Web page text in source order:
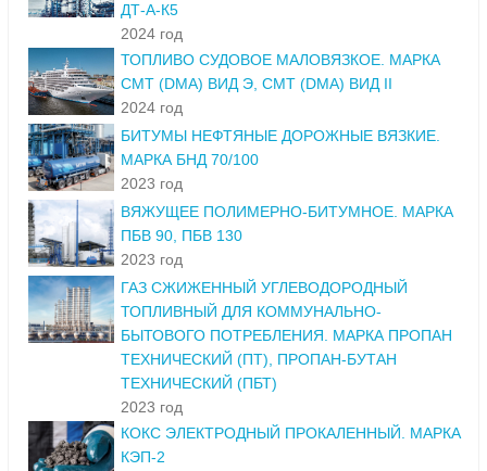
ДТ-А-К5
2024 год
ТОПЛИВО СУДОВОЕ МАЛОВЯЗКОЕ. МАРКА
СМТ (DMA) ВИД Э, СМТ (DMA) ВИД II
2024 год
БИТУМЫ НЕФТЯНЫЕ ДОРОЖНЫЕ ВЯЗКИЕ.
МАРКА БНД 70/100
2023 год
ВЯЖУЩЕЕ ПОЛИМЕРНО-БИТУМНОЕ. МАРКА
ПБВ 90, ПБВ 130
2023 год
ГАЗ СЖИЖЕННЫЙ УГЛЕВОДОРОДНЫЙ
ТОПЛИВНЫЙ ДЛЯ КОММУНАЛЬНО-
БЫТОВОГО ПОТРЕБЛЕНИЯ. МАРКА ПРОПАН
ТЕХНИЧЕСКИЙ (ПТ), ПРОПАН-БУТАН
ТЕХНИЧЕСКИЙ (ПБТ)
2023 год
КОКС ЭЛЕКТРОДНЫЙ ПРОКАЛЕННЫЙ. МАРКА
КЭП-2